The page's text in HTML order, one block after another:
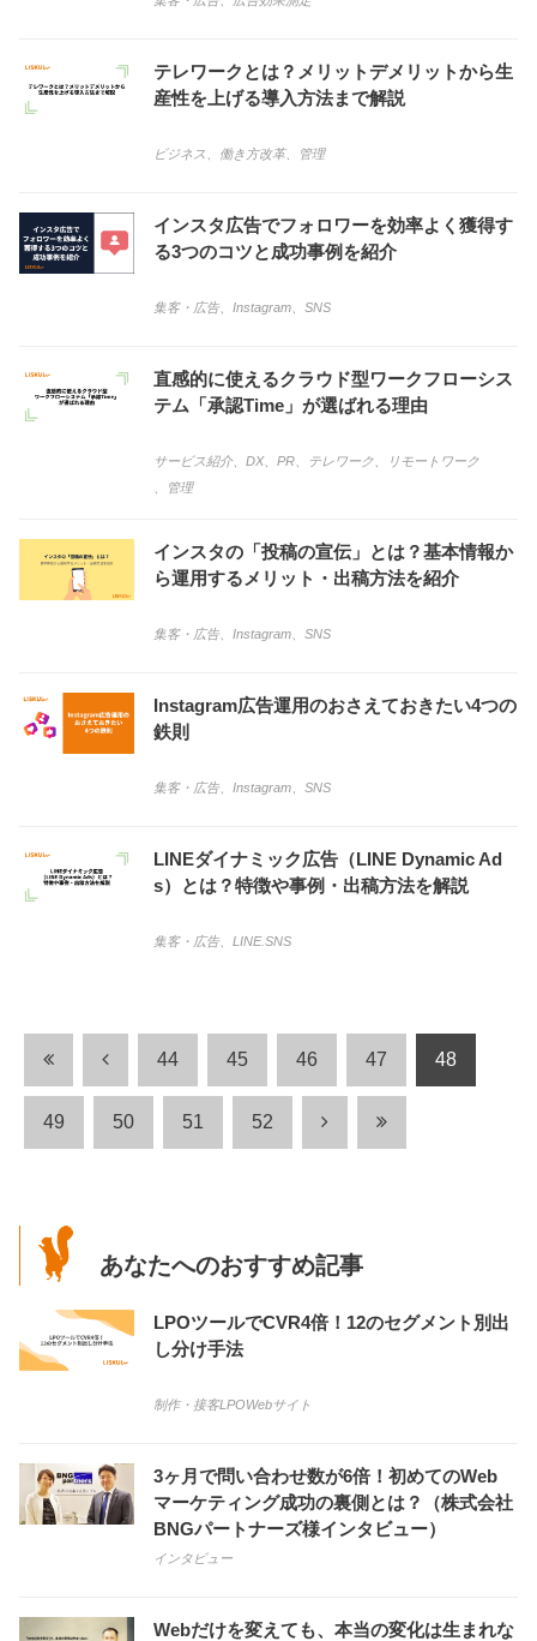
テレワークとは？メリットデメリットから生
産性を上げる導入方法まで解説
ビジネス 働き方改革、 管理
インスタ広告でフォロワーを効率よく獲得す
る3つのコツと成功事例を紹介
集客・広告、 Instagram SNS
直感的に使えるクラウド型ワークフローシス
テム「承認Time」が選ばれる理由
サービス紹介、 DX、 PR テレワーク
リモートワーク
管理
インスタの「投稿の宣伝」とは？基本情報か
ら運用するメリット・出稿方法を紹介
集客・広告、 Instagram SNS
Instagram広告運用のおさえておきたい4つの
鉄則
集客・広告、 Instagram SNS
LINEダイナミック広告（LINE Dynamic Ad
s）とは？特徴や事例・出稿方法を解説
集客・広告、 LINE.SNS
44 45 46 47 48
49 50 51 52
あなたへのおすすめ記事
LPOツールでCVR4倍！12のセグメント別出
し分け手法
制作・接客LPOWebサイト
3ヶ月で問い合わせ数が6倍！初めてのWeb
マーケティング成功の裏側とは？（株式会社
BNGパートナーズ様インタビュー）
インタビュー
Webだけを変えても、本当の変化は生まれな